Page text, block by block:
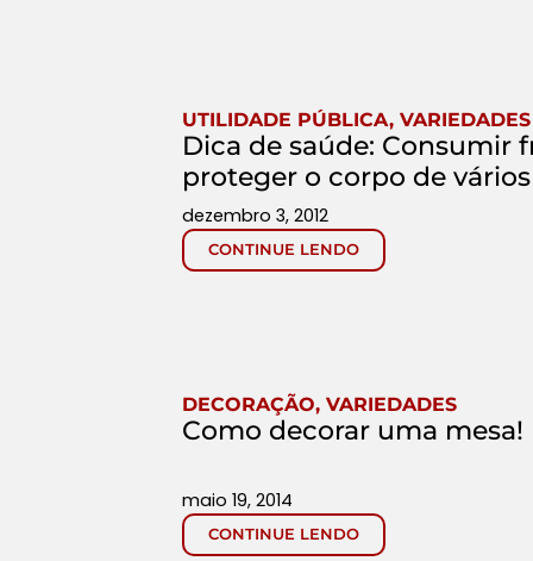
UTILIDADE PÚBLICA, VARIEDADES
Dica de saúde: Consumir
proteger o corpo de
CONTINUE LENDO
dezembro 3, 2012
DECORAÇÃO, VARIEDADES
Como decorar uma mesa!
CONTINUE LENDO
maio 19, 2014